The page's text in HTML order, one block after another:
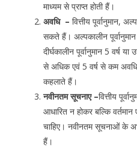
माध्यम से प्राप्त होती हैं।
अवधि – वित्तीय पूर्वानुमान,
सकते हैं। अल्पकालीन
दीर्घकालीन पूर्वानुमान 5 वर्ष
से अधिक एवं 5 वर्ष से कम अवधि
कहलाते हैं।
नवीनतम सूचनाए –वित्तीय
आधारित न होकर बल्कि
चाहिए। नवीनतम सूचनाओं के
हैं।